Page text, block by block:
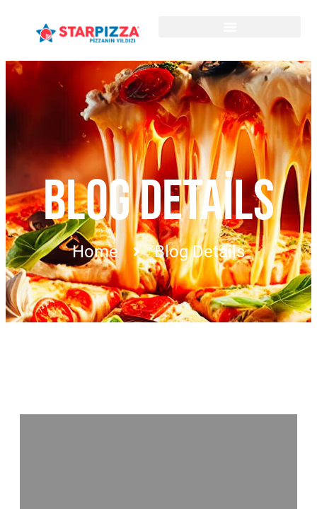
BLOG DETAILS
Home Blog Details